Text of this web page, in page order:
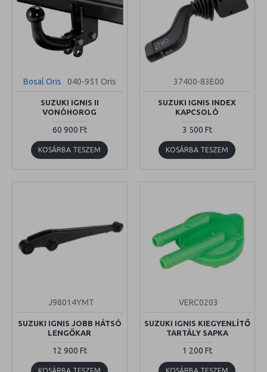
Bosal Oris 040-951 Oris
SUZUKI IGNIS II
VONÓHOROG
60 900 Ft
KOSÁRBA TESZEM
37400-83E00
SUZUKI IGNIS INDEX
KAPCSOLÓ
3 500 Ft
KOSÁRBA TESZEM
J98014YMT
SUZUKI IGNIS JOBB HÁTSÓ
LENGŐKAR
12 900 Ft
KOSÁRBA TESZEM
VERC0203
SUZUKI IGNIS KIEGYENLÍTŐ
TARTÁLY SAPKA
1 200 Ft
KOSÁRBA TESZEM